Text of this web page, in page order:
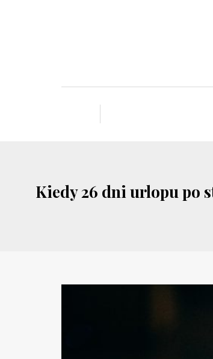
Kiedy 26 dni urlopu po